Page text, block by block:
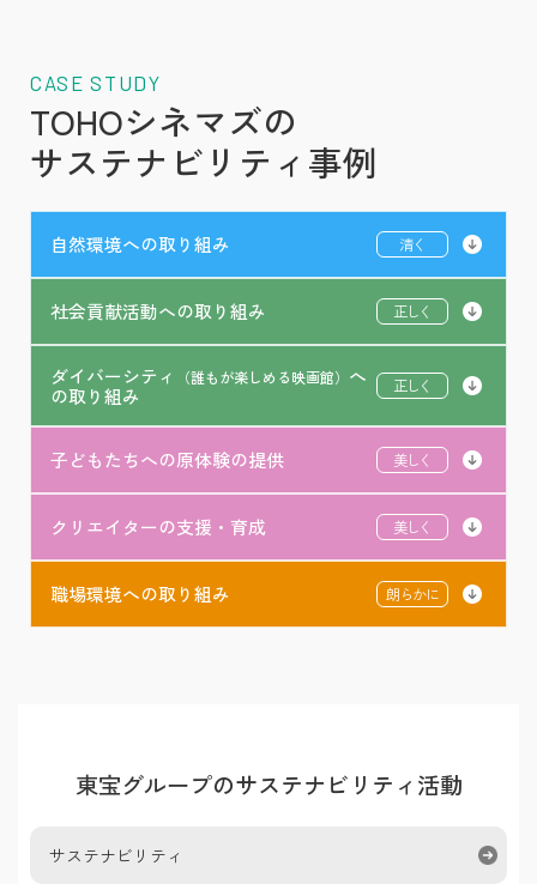
CASE STUDY
TOHOシネマズの
サステナビリティ事例
自然環境への取り組み 清く
社会貢献活動への取り組み 正しく
ダイバーシティ （誰もが楽しめる映画館） へ
の取り組み
正しく
子どもたちへの原体験の提供 美しく
クリエイターの支援・育成 美しく
職場環境への取り組み 朗らかに
東宝グループのサステナビリティ活動
サステナビリティ